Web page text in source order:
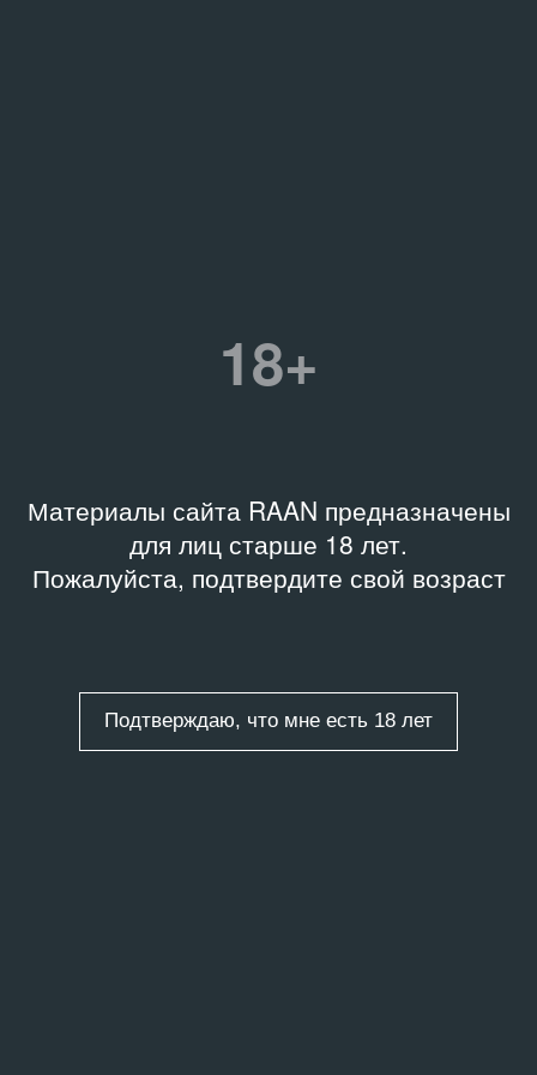
18+
Материалы сайта RAAN предназначены
для лиц старше 18 лет.
Пожалуйста, подтвердите свой возраст
Подтверждаю, что мне есть 18 лет